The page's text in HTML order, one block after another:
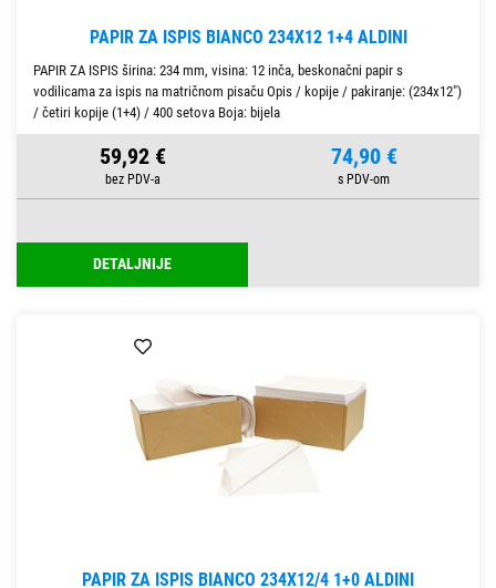
PAPIR ZA ISPIS BIANCO 234X12 1+4 ALDINI
PAPIR ZA ISPIS širina: 234 mm, visina: 12 inča, beskonačni papir s
vodilicama za ispis na matričnom pisaču Opis / kopije / pakiranje: (234x12")
/ četiri kopije (1+4) / 400 setova Boja: bijela
59,92 € 74,90 €
DETALJNIJE
PAPIR ZA ISPIS BIANCO 234X12/4 1+0 ALDINI